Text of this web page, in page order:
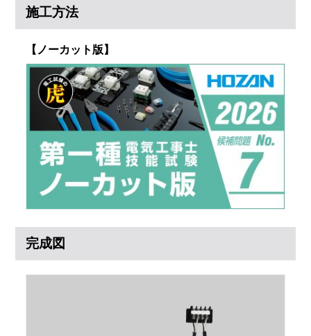
施工方法
【ノーカット版】
完成図